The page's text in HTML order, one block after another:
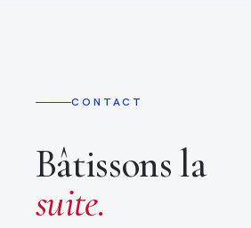
CONTACT
Bâtissons la
suite.